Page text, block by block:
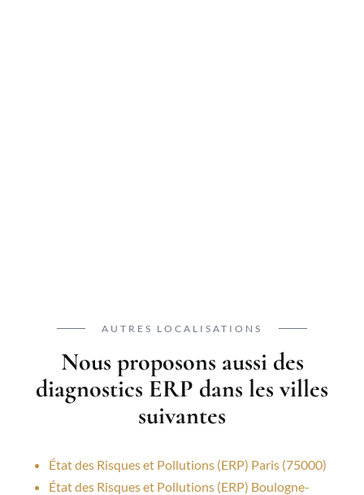
AUTRES LOCALISATIONS
Nous proposons aussi des
diagnostics ERP dans les villes
suivantes
État des Risques et Pollutions (ERP) Paris (75000)
État des Risques et Pollutions (ERP) Boulogne-